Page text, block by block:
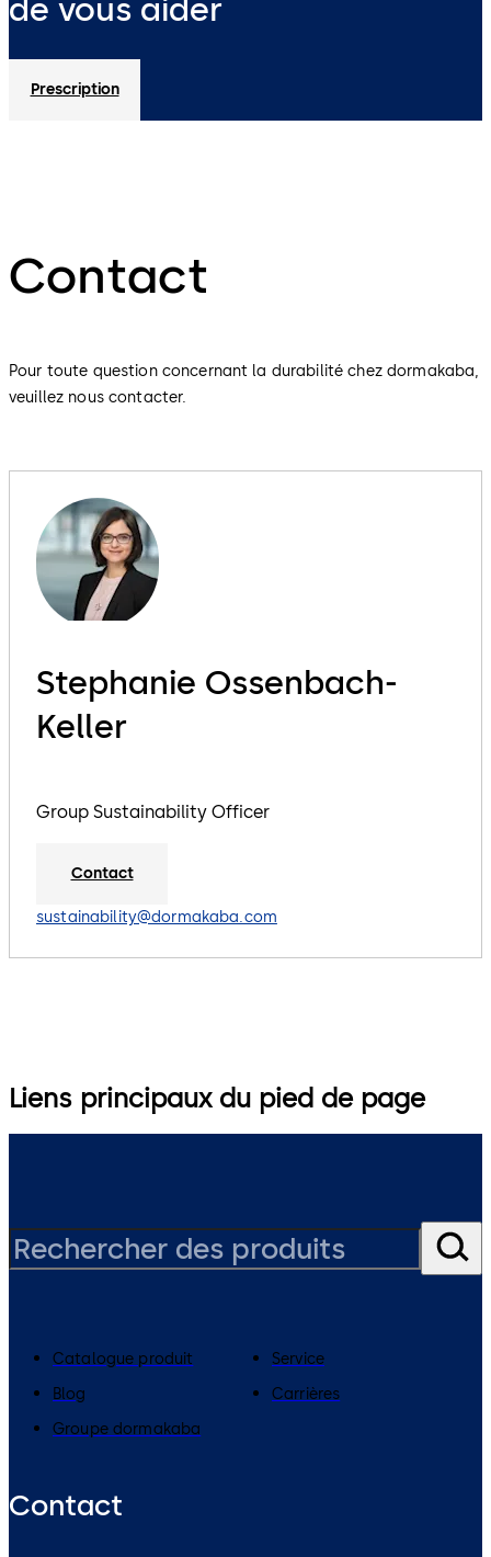
de vous aider
Prescription
Contact
Pour toute question concernant la durabilité chez dormakaba,
veuillez nous contacter.
Stephanie Ossenbach-
Keller
Group Sustainability Officer
Contact
sustainability@dormakaba.com
Liens principaux du pied de page
Catalogue produit
Service
Blog
Carrières
Groupe dormakaba
Contact